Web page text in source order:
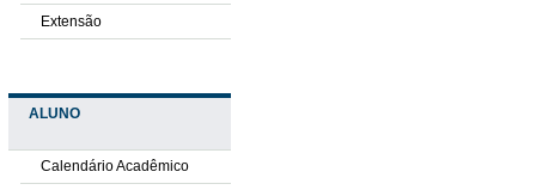
Extensão
ALUNO
Calendário Acadêmico